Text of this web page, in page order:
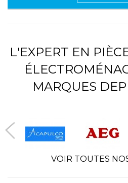
L'EXPERT EN
MARQUES
VOIR TOUTES